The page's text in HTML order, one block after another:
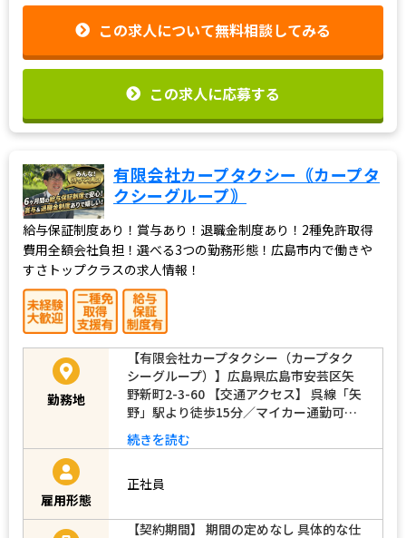
有限会社カープタクシー｟カープタ
給与保証制度あり！賞与あり！退職金制度あり！2種免許取得
費用全額会社負担！選べる3つの勤務形態！広島市内で働きや
すさトップクラスの求人情報！
【有限会社カープタクシー（カープタク
シーグループ）】広島県広島市安芸区矢
野新町2-3-60 【交通アクセス】 呉線「矢
野」駅より徒歩15分／マイカー通勤可…
雇用形態